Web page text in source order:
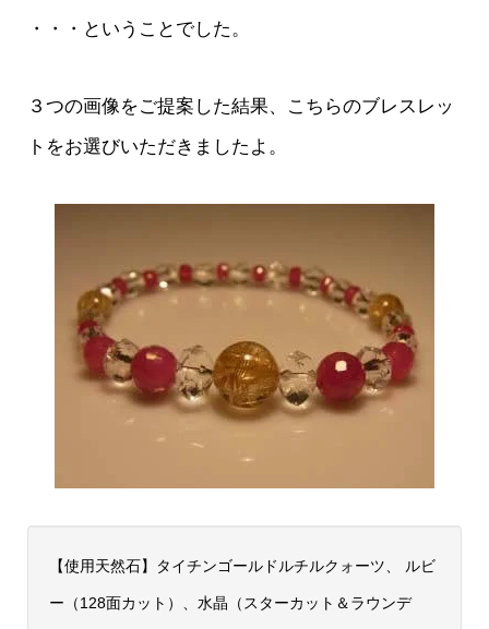
・・・ということでした。
３つの画像をご提案した結果、こちらのブレスレッ
トをお選びいただきましたよ。
【使用天然石】タイチンゴールドルチルクォーツ、 ルビ
ー（128面カット）、水晶（スターカット＆ラウンデ